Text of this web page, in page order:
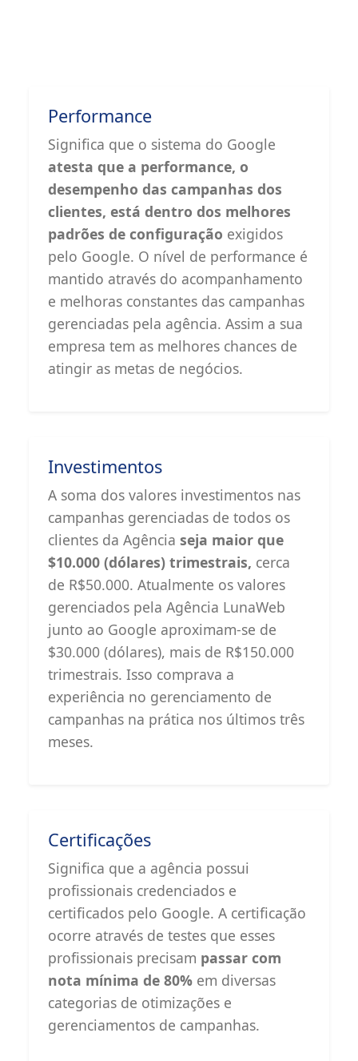
Performance
Significa que o sistema do Google
atesta que a performance, o
desempenho das campanhas dos
clientes, está dentro dos melhores
padrões de configuração exigidos
pelo Google. O nível de performance é
mantido através do acompanhamento
e melhoras constantes das campanhas
gerenciadas pela agência. Assim a sua
empresa tem as melhores chances de
atingir as metas de negócios.
Investimentos
A soma dos valores investimentos nas
campanhas gerenciadas de todos os
clientes da Agência seja maior que
$10.000 (dólares) trimestrais, cerca
de R$50.000. Atualmente os valores
gerenciados pela Agência LunaWeb
junto ao Google aproximam-se de
$30.000 (dólares), mais de R$150.000
trimestrais. Isso comprava a
experiência no gerenciamento de
campanhas na prática nos últimos três
meses.
Certificações
Significa que a agência possui
profissionais credenciados e
certificados pelo Google. A certificação
ocorre através de testes que esses
profissionais precisam passar com
nota mínima de 80% em diversas
categorias de otimizações e
gerenciamentos de campanhas.